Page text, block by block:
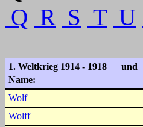
Q R S T U
1. Weltkrieg 1914 - 1918 und
Name:
Wolf
Wolff